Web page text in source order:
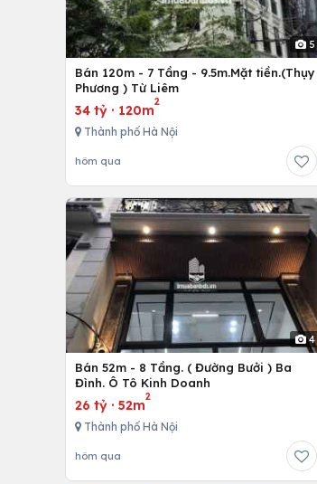
5
Bán 120m - 7 Tầng - 9.5m.Mặt tiền.(Thụy
Phương ) Từ Liêm
34 tỷ · 120m
2
Thành phố Hà Nội
hôm qua
4
Bán 52m - 8 Tầng. ( Đường Bưởi ) Ba
Đình. Ô Tô Kinh Doanh
26 tỷ · 52m
2
Thành phố Hà Nội
hôm qua